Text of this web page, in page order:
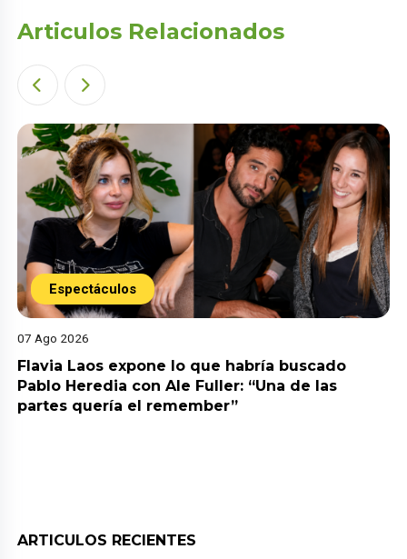
Articulos Relacionados
Espectáculos
07 Ago 2026
Flavia Laos expone lo que habría buscado
Pablo Heredia con Ale Fuller: “Una de las
partes quería el remember”
ARTICULOS RECIENTES